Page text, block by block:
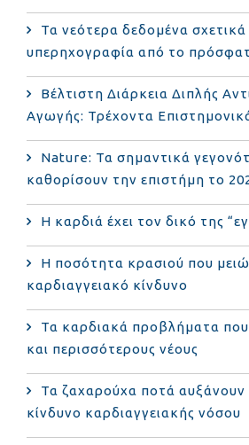
Τα νεότερα δεδομένα σχετικά
υπερηχογραφία από το
Bέλτιστη Διάρκεια Διπλής
Αγωγής: Τρέχοντα
Nature: Τα σημαντικά
καθορίσουν την επιστήμη το
Η καρδιά έχει τον δικό της
Η ποσότητα κρασιού που
καρδιαγγειακό κίνδυνο
Τα καρδιακά προβλήματα που
και περισσότερους νέους
Τα ζαχαρούχα ποτά αυξάνουν
κίνδυνο καρδιαγγειακής νόσου